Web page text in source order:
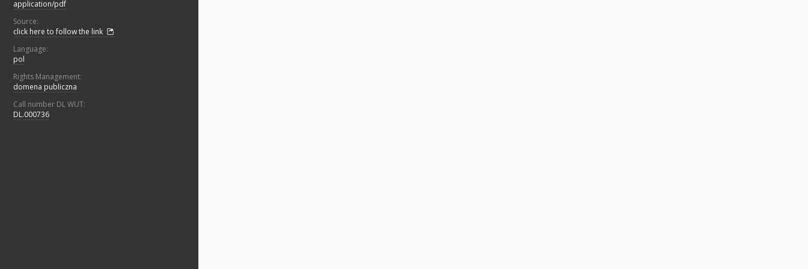
application/pdf
Source:
click here to follow the link
Language:
pol
Rights Management:
domena publiczna
Call number DL WUT:
DL.000736